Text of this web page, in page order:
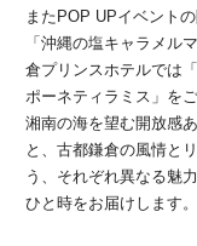
またPOP UPイベント
「沖縄の塩キャラメル
倉プリンスホテルでは
ポーネティラミス」を
湘南の海を望む開放感
と、古都鎌倉の風情と
う、それぞれ異なる魅
ひと時をお届けします。